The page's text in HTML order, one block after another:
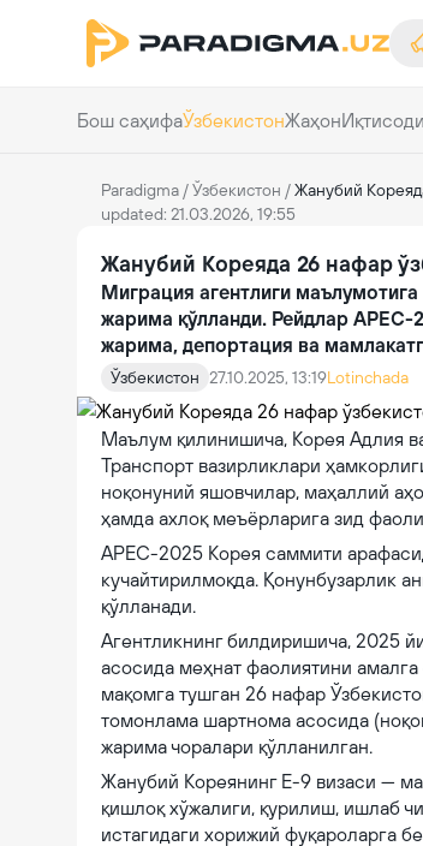
Бош саҳифаЎзбекистонЖаҳон
Paradigma /Ўзбекистон /Жанубий
updated: 21.03.2026, 19:55
Жанубий Кореяда 26 нафар
Миграция агентлиги
жарима қўлланди. Рейдлар APEC-
жарима, депортация ва
Ўзбекистон 27.10.2025, 13:19Lotinchada
Маълум қилинишича, Корея Адлия
Транспорт вазирликлари
ноқонуний яшовчилар, маҳаллий
ҳамда ахлоқ меъёрларига зид
APEC-2025 Корея саммити
кучайтирилмоқда. Қонунбузарлик
қўлланади.
Агентликнинг билдиришича, 2025
асосида меҳнат фаолиятини
мақомга тушган 26 нафар
томонлама шартнома асосида
жарима чоралари қўлланилган.
Жанубий Кореянинг Е-9 визаси —
қишлоқ хўжалиги, қурилиш, ишлаб
истагидаги хорижий фуқароларга